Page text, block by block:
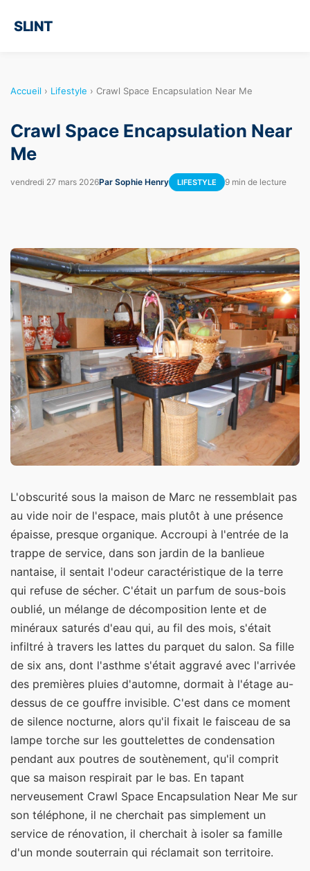
SLINT
Accueil › Lifestyle › Crawl Space Encapsulation Near Me
Crawl Space Encapsulation Near
Me
vendredi 27 mars 2026Par Sophie Henry LIFESTYLE 9 min de lecture
L'obscurité sous la maison de Marc ne ressemblait pas
au vide noir de l'espace, mais plutôt à une présence
épaisse, presque organique. Accroupi à l'entrée de la
trappe de service, dans son jardin de la banlieue
nantaise, il sentait l'odeur caractéristique de la terre
qui refuse de sécher. C'était un parfum de sous-bois
oublié, un mélange de décomposition lente et de
minéraux saturés d'eau qui, au fil des mois, s'était
infiltré à travers les lattes du parquet du salon. Sa fille
de six ans, dont l'asthme s'était aggravé avec l'arrivée
des premières pluies d'automne, dormait à l'étage au-
dessus de ce gouffre invisible. C'est dans ce moment
de silence nocturne, alors qu'il fixait le faisceau de sa
lampe torche sur les gouttelettes de condensation
pendant aux poutres de soutènement, qu'il comprit
que sa maison respirait par le bas. En tapant
nerveusement Crawl Space Encapsulation Near Me sur
son téléphone, il ne cherchait pas simplement un
service de rénovation, il cherchait à isoler sa famille
d'un monde souterrain qui réclamait son territoire.